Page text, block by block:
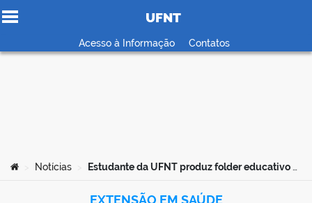
Ir para o conteúdo
UFNT
Acesso à Informação Contatos
Você está aqui:
Notícias Estudante da UFNT produz folder educativo sobre o desenvolvimento do bebê no primeiro ano de vida
EXTENSÃO EM SAÚDE